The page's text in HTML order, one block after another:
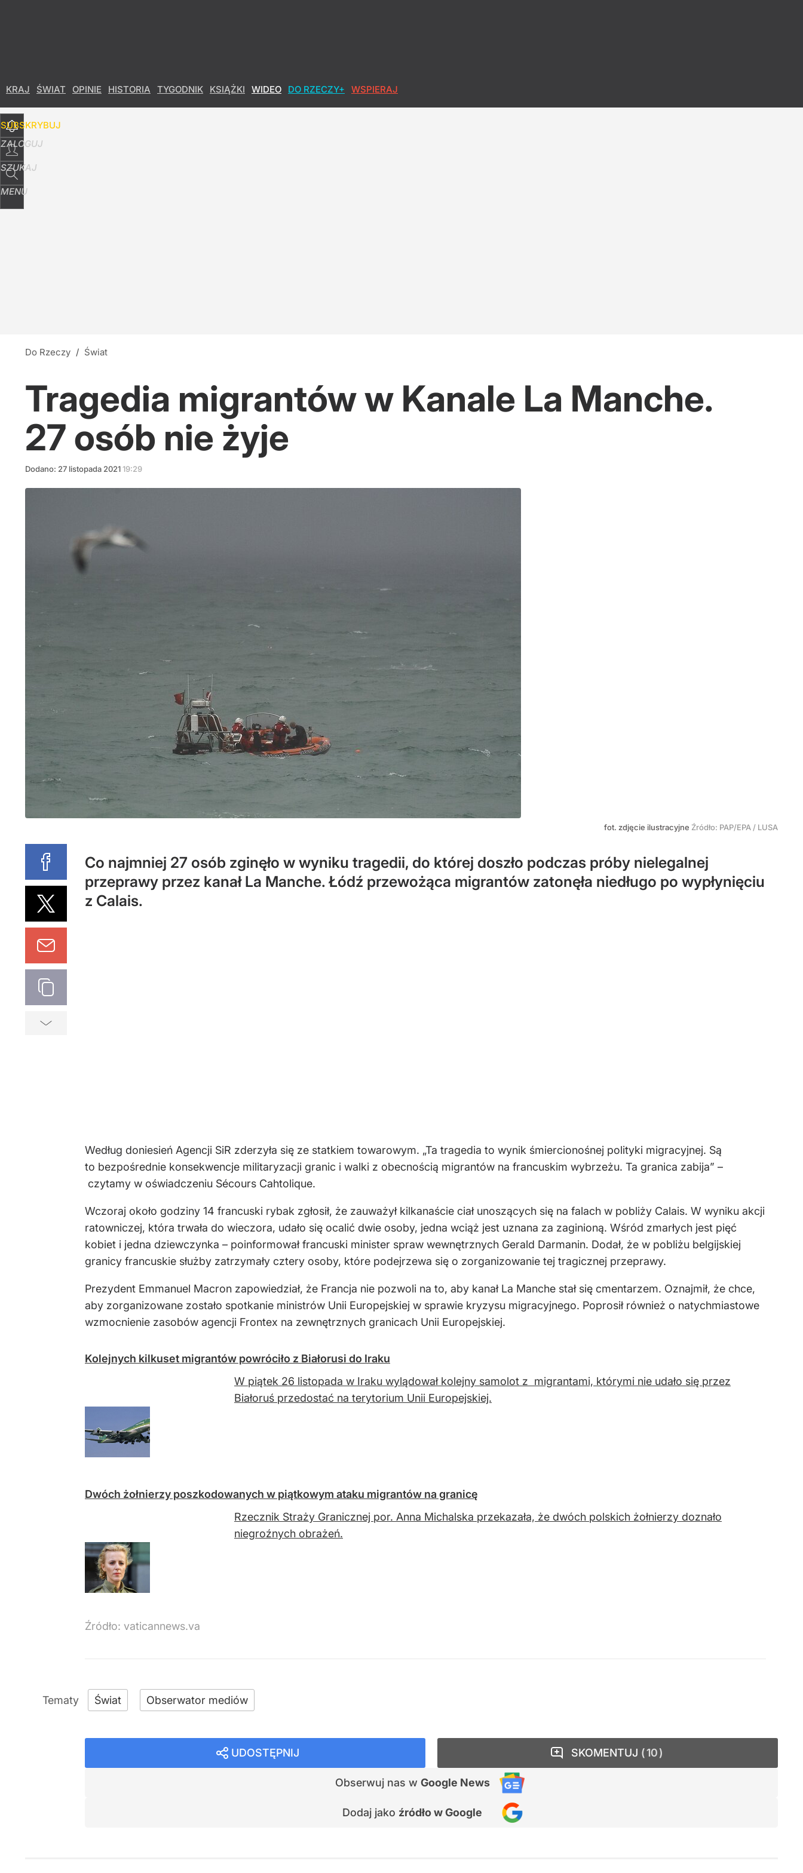
KRAJ ŚWIAT OPINIE HISTORIA TYGODNIK KSIĄŻKI WIDEO DO RZECZY+ WSPIERAJ
SUBSKRYBUJ
ZALOGUJ
SZUKAJ
MENU
Do Rzeczy / Świat
Tragedia migrantów w Kanale La Manche.
27 osób nie żyje
Dodano: 27 listopada 202119:29
fot. zdjęcie ilustracyjne Źródło: PAP/EPA / LUSA
Co najmniej 27 osób zginęło w wyniku tragedii, do której doszło podczas próby nielegalnej
przeprawy przez kanał La Manche. Łódź przewożąca migrantów zatonęła niedługo po wypłynięciu
z Calais.
Według doniesień Agencji SiR zderzyła się ze statkiem towarowym. „Ta tragedia to wynik śmiercionośnej polityki migracyjnej. Są
to bezpośrednie konsekwencje militaryzacji granic i walki z obecnością migrantów na francuskim wybrzeżu. Ta granica zabija” –
czytamy w oświadczeniu Sécours Cahtolique.
Wczoraj około godziny 14 francuski rybak zgłosił, że zauważył kilkanaście ciał unoszących się na falach w pobliży Calais. W wyniku akcji
ratowniczej, która trwała do wieczora, udało się ocalić dwie osoby, jedna wciąż jest uznana za zaginioną. Wśród zmarłych jest pięć
kobiet i jedna dziewczynka – poinformował francuski minister spraw wewnętrznych Gerald Darmanin. Dodał, że w pobliżu belgijskiej
granicy francuskie służby zatrzymały cztery osoby, które podejrzewa się o zorganizowanie tej tragicznej przeprawy.
Prezydent Emmanuel Macron zapowiedział, że Francja nie pozwoli na to, aby kanał La Manche stał się cmentarzem. Oznajmił, że chce,
aby zorganizowane zostało spotkanie ministrów Unii Europejskiej w sprawie kryzysu migracyjnego. Poprosił również o natychmiastowe
wzmocnienie zasobów agencji Frontex na zewnętrznych granicach Unii Europejskiej.
Kolejnych kilkuset migrantów powróciło z Białorusi do Iraku
W piątek 26 listopada w Iraku wylądował kolejny samolot z migrantami, którymi nie udało się przez
Białoruś przedostać na terytorium Unii Europejskiej.
Dwóch żołnierzy poszkodowanych w piątkowym ataku migrantów na granicę
Rzecznik Straży Granicznej por. Anna Michalska przekazała, że dwóch polskich żołnierzy doznało
niegroźnych obrażeń.
Źródło: vaticannews.va
Świat Obserwator mediów
UDOSTĘPNIJ
Obserwuj nas w Google News
Dodaj jako źródło w Google
SKOMENTUJ 10